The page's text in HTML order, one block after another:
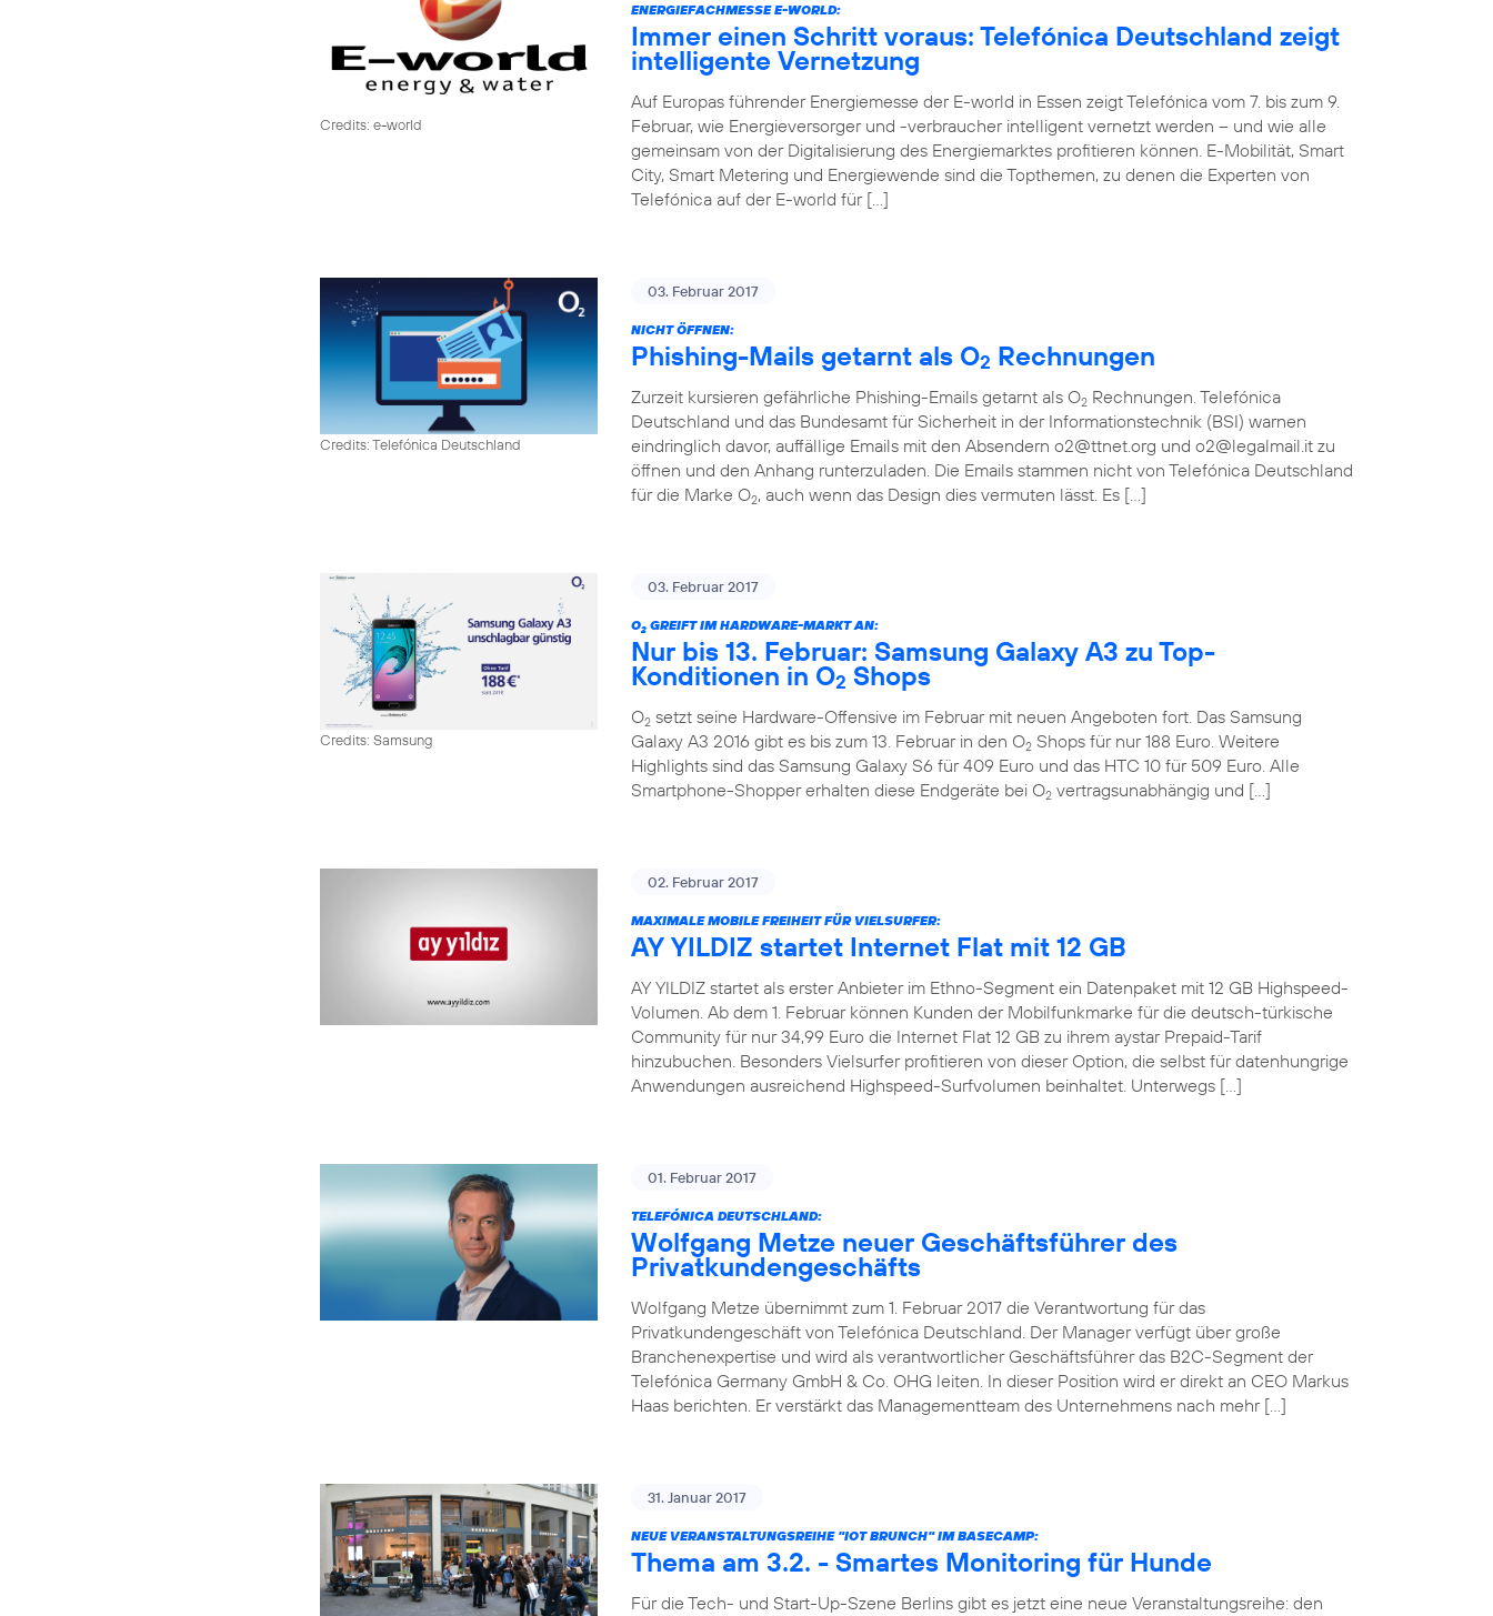
Credits: e-world
ENERGIEFACHMESSE E-WORLD:
Immer einen Schritt voraus: Telefónica Deutschland zeigt
intelligente Vernetzung
Auf Europas führender Energiemesse der E-world in Essen zeigt Telefónica vom 7. bis zum 9.
Februar, wie Energieversorger und -verbraucher intelligent vernetzt werden – und wie alle
gemeinsam von der Digitalisierung des Energiemarktes profitieren können. E-Mobilität, Smart
City, Smart Metering und Energiewende sind die Topthemen, zu denen die Experten von
Telefónica auf der E-world für […]
Credits: Telefónica Deutschland
03. Februar 2017
NICHT ÖFFNEN:
Phishing-Mails getarnt als O2 Rechnungen
Zurzeit kursieren gefährliche Phishing-Emails getarnt als O2 Rechnungen. Telefónica
Deutschland und das Bundesamt für Sicherheit in der Informationstechnik (BSI) warnen
eindringlich davor, auffällige Emails mit den Absendern o2@ttnet.org und o2@legalmail.it zu
öffnen und den Anhang runterzuladen. Die Emails stammen nicht von Telefónica Deutschland
für die Marke O2, auch wenn das Design dies vermuten lässt. Es […]
Credits: Samsung
03. Februar 2017
O2 GREIFT IM HARDWARE-MARKT AN:
Nur bis 13. Februar: Samsung Galaxy A3 zu Top-
Konditionen in O2 Shops
O2 setzt seine Hardware-Offensive im Februar mit neuen Angeboten fort. Das Samsung
Galaxy A3 2016 gibt es bis zum 13. Februar in den O2 Shops für nur 188 Euro. Weitere
Highlights sind das Samsung Galaxy S6 für 409 Euro und das HTC 10 für 509 Euro. Alle
Smartphone-Shopper erhalten diese Endgeräte bei O2 vertragsunabhängig und […]
02. Februar 2017
MAXIMALE MOBILE FREIHEIT FÜR VIELSURFER:
AY YILDIZ startet Internet Flat mit 12 GB
AY YILDIZ startet als erster Anbieter im Ethno-Segment ein Datenpaket mit 12 GB Highspeed-
Volumen. Ab dem 1. Februar können Kunden der Mobilfunkmarke für die deutsch-türkische
Community für nur 34,99 Euro die Internet Flat 12 GB zu ihrem aystar Prepaid-Tarif
hinzubuchen. Besonders Vielsurfer profitieren von dieser Option, die selbst für datenhungrige
Anwendungen ausreichend Highspeed-Surfvolumen beinhaltet. Unterwegs […]
01. Februar 2017
TELEFÓNICA DEUTSCHLAND:
Wolfgang Metze neuer Geschäftsführer des
Privatkundengeschäfts
Wolfgang Metze übernimmt zum 1. Februar 2017 die Verantwortung für das
Privatkundengeschäft von Telefónica Deutschland. Der Manager verfügt über große
Branchenexpertise und wird als verantwortlicher Geschäftsführer das B2C-Segment der
Telefónica Germany GmbH & Co. OHG leiten. In dieser Position wird er direkt an CEO Markus
Haas berichten. Er verstärkt das Managementteam des Unternehmens nach mehr […]
31. Januar 2017
NEUE VERANSTALTUNGSREIHE "IOT BRUNCH" IM BASECAMP:
Thema am 3.2. - Smartes Monitoring für Hunde
Für die Tech- und Start-Up-Szene Berlins gibt es jetzt eine neue Veranstaltungsreihe: den